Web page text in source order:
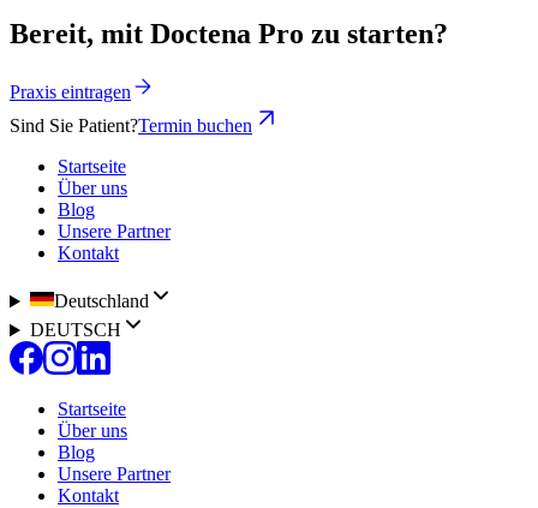
Bereit, mit Doctena Pro zu starten?
Praxis eintragen
Sind Sie Patient?Termin buchen
Startseite
Über uns
Blog
Unsere Partner
Kontakt
Deutschland
DEUTSCH
Startseite
Über uns
Blog
Unsere Partner
Kontakt